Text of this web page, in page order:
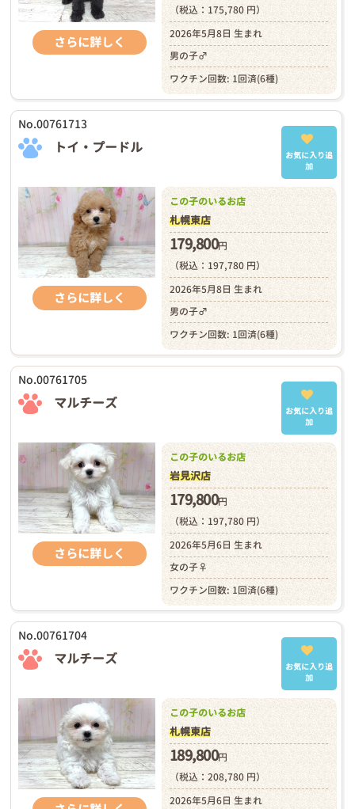
さらに詳しく
（税込：175,780 円）
2026年5月8日 生まれ
男の子♂
ワクチン回数: 1回済(6種)
No.00761713
トイ・プードル
お気に入り追
加
さらに詳しく
この子のいるお店
札幌東店
179,800円
（税込：197,780 円）
2026年5月8日 生まれ
男の子♂
ワクチン回数: 1回済(6種)
No.00761705
マルチーズ
お気に入り追
加
さらに詳しく
この子のいるお店
岩見沢店
179,800円
（税込：197,780 円）
2026年5月6日 生まれ
女の子♀
ワクチン回数: 1回済(6種)
No.00761704
マルチーズ
お気に入り追
加
この子のいるお店
札幌東店
189,800円
（税込：208,780 円）
2026年5月6日 生まれ